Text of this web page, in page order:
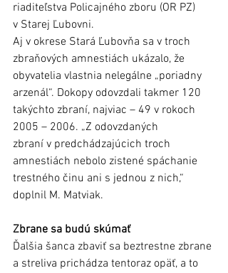
riaditeľstva Policajného zboru (OR PZ)
v Starej Ľubovni.
Aj v okrese Stará Ľubovňa sa v troch
zbraňových amnestiách ukázalo, že
obyvatelia vlastnia nelegálne „poriadny
arzenál“. Dokopy odovzdali takmer 120
takýchto zbraní, najviac – 49 v rokoch
2005 – 2006. „Z odovzdaných
zbraní v predchádzajúcich troch
amnestiách nebolo zistené spáchanie
trestného činu ani s jednou z nich,“
doplnil M. Matviak.
Zbrane sa budú skúmať
Ďalšia šanca zbaviť sa beztrestne zbrane
a streliva prichádza tentoraz opäť, a to